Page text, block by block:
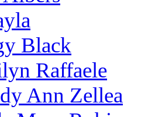
Black
Raffaele
Ann Zellea